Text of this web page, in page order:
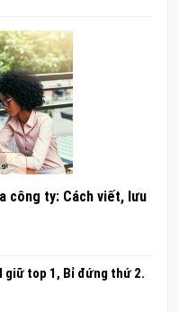
công ty: Cách viết, lưu
giữ top 1, Bỉ đứng thứ 2.